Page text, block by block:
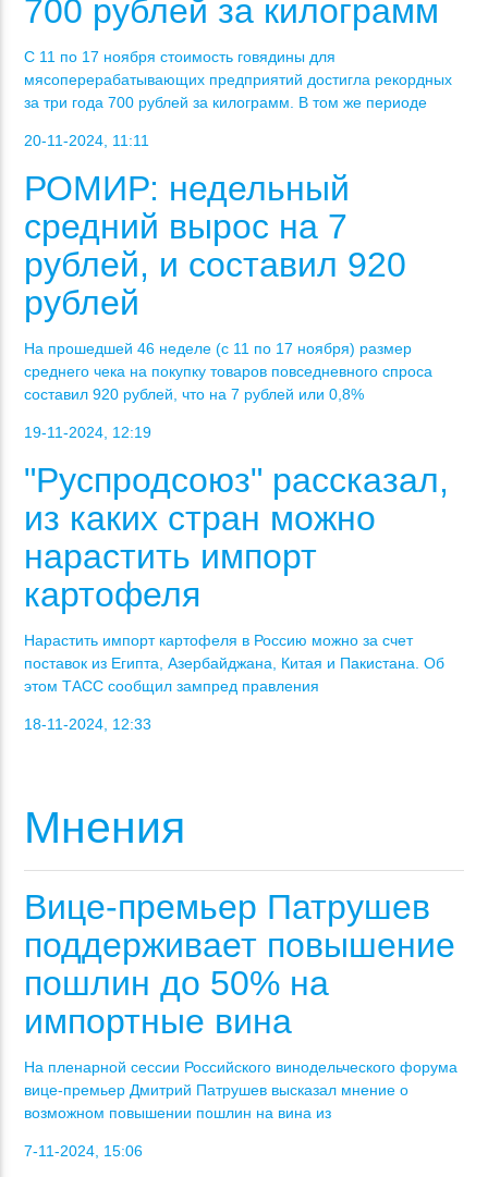
700 рублей за килограмм
С 11 по 17 ноября стоимость говядины для
мясоперерабатывающих предприятий достигла рекордных
за три года 700 рублей за килограмм. В том же периоде
20-11-2024, 11:11
РОМИР: недельный
средний вырос на 7
рублей, и составил 920
рублей
На прошедшей 46 неделе (с 11 по 17 ноября) размер
среднего чека на покупку товаров повседневного спроса
составил 920 рублей, что на 7 рублей или 0,8%
19-11-2024, 12:19
"Руспродсоюз" рассказал,
из каких стран можно
нарастить импорт
картофеля
Нарастить импорт картофеля в Россию можно за счет
поставок из Египта, Азербайджана, Китая и Пакистана. Об
этом ТАСС сообщил зампред правления
18-11-2024, 12:33
Мнения
Вице-премьер Патрушев
поддерживает повышение
пошлин до 50% на
импортные вина
На пленарной сессии Российского винодельческого форума
вице-премьер Дмитрий Патрушев высказал мнение о
возможном повышении пошлин на вина из
7-11-2024, 15:06